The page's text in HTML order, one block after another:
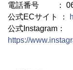
電話番号 ：
公式ECサイト ：
公式Instagram：
https://